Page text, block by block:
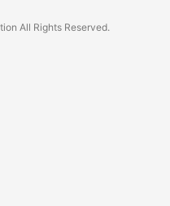
All Rights Reserved.